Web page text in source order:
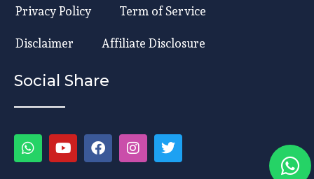
Privacy Policy
Term of Service
Disclaimer
Affiliate Disclosure
Social Share